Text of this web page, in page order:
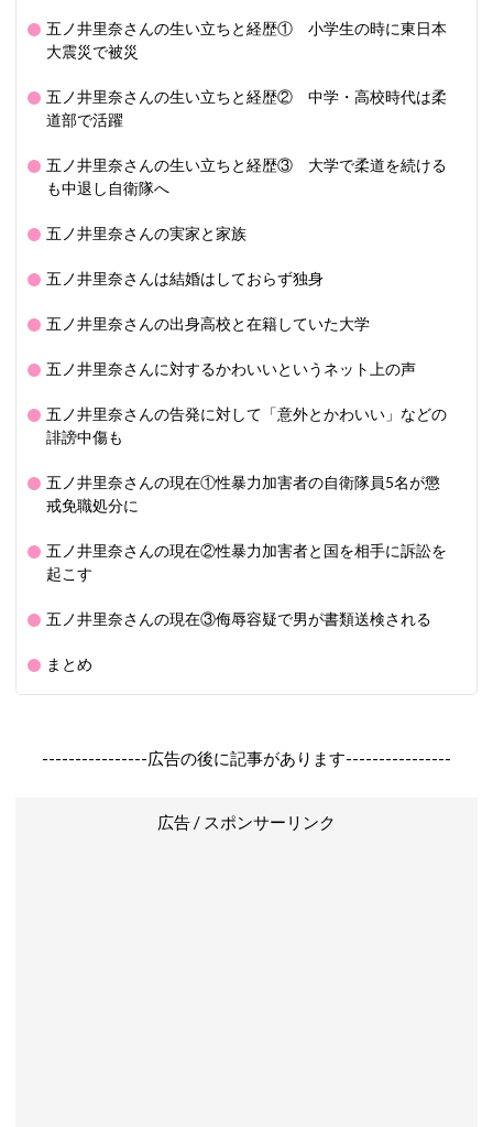
五ノ井里奈さんの生い立ちと経歴① 小学生の時に東日本
大震災で被災
五ノ井里奈さんの生い立ちと経歴② 中学・高校時代は柔
道部で活躍
五ノ井里奈さんの生い立ちと経歴③ 大学で柔道を続ける
も中退し自衛隊へ
五ノ井里奈さんの実家と家族
五ノ井里奈さんは結婚はしておらず独身
五ノ井里奈さんの出身高校と在籍していた大学
五ノ井里奈さんに対するかわいいというネット上の声
五ノ井里奈さんの告発に対して「意外とかわいい」などの
誹謗中傷も
五ノ井里奈さんの現在①性暴力加害者の自衛隊員5名が懲
戒免職処分に
五ノ井里奈さんの現在②性暴力加害者と国を相手に訴訟を
起こす
五ノ井里奈さんの現在③侮辱容疑で男が書類送検される
まとめ
----------------広告の後に記事があります----------------
広告 / スポンサーリンク